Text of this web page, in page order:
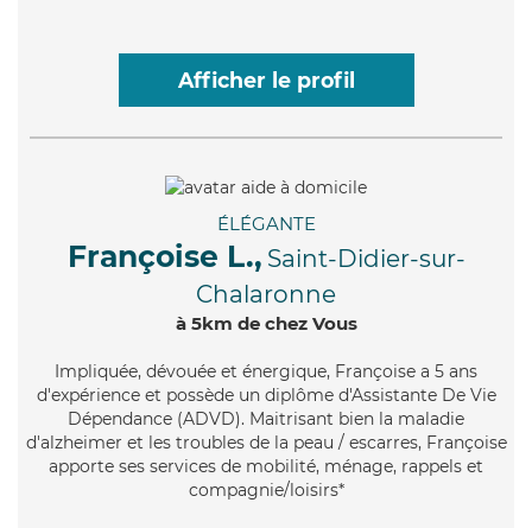
Afficher le profil
ÉLÉGANTE
Françoise L., Saint-Didier-sur-
Chalaronne
à 5km de chez Vous
Impliquée, dévouée et énergique, Françoise a 5 ans
d'expérience et possède un diplôme d'Assistante De Vie
Dépendance (ADVD). Maitrisant bien la maladie
d'alzheimer et les troubles de la peau / escarres, Françoise
apporte ses services de mobilité, ménage, rappels et
compagnie/loisirs*